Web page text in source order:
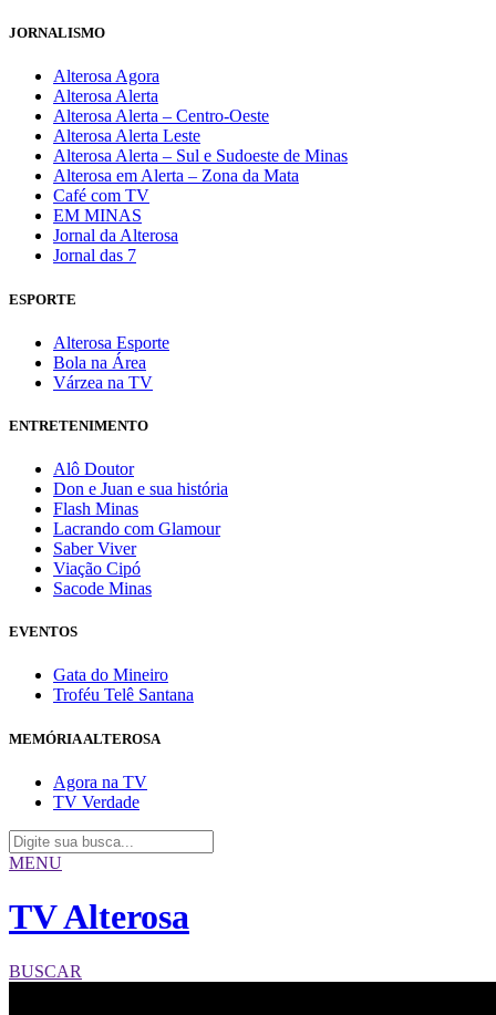
JORNALISMO
Alterosa Agora
Alterosa Alerta
Alterosa Alerta – Centro-Oeste
Alterosa Alerta Leste
Alterosa Alerta – Sul e Sudoeste de Minas
Alterosa em Alerta – Zona da Mata
Café com TV
EM MINAS
Jornal da Alterosa
Jornal das 7
ESPORTE
Alterosa Esporte
Bola na Área
Várzea na TV
ENTRETENIMENTO
Alô Doutor
Don e Juan e sua história
Flash Minas
Lacrando com Glamour
Saber Viver
Viação Cipó
Sacode Minas
EVENTOS
Gata do Mineiro
Troféu Telê Santana
MEMÓRIA ALTEROSA
Agora na TV
TV Verdade
MENU
TV Alterosa
BUSCAR